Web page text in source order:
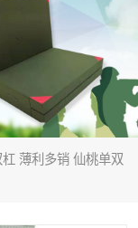
薄利多销 仙桃单双
碍器材1